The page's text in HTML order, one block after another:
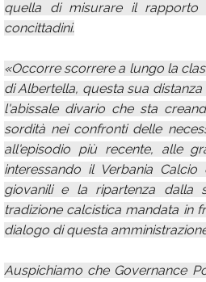
quella di misurare il
concittadini.
«Occorre scorrere a lungo la
di Albertella, questa sua
l'abissale divario che sta
sordità nei confronti delle
all'episodio più recente, alle
interessando il Verbania
giovanili e la ripartenza dalla
tradizione calcistica mandata in
dialogo di questa
Auspichiamo che Governance